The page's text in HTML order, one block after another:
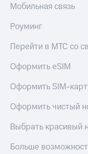
Мобильная связь
Роуминг
Перейти в МТС со
Оформить eSIM
Оформить SIM-
Оформить чистый
Выбрать красивый
Больше